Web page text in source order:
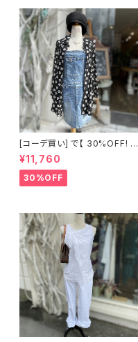
[コーデ買い] で【 30%OFF! 】2
点 ショート丈 デニム サロペット
スカート + 古着 Montsoie ハ
ート柄 シアーシャツ ブラック
¥11,760
30%OFF